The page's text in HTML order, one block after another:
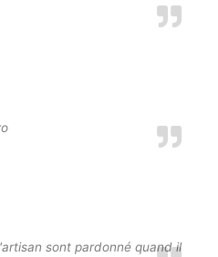
sont pardonné quand il